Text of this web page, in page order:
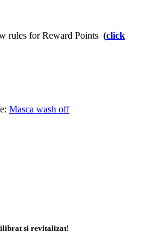
rules for Reward Points (click
Masca wash off
si revitalizat!